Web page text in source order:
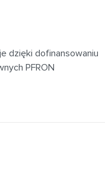
dzięki dofinansowaniu
PFRON